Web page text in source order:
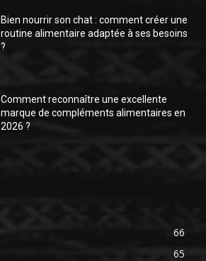
Bien nourrir son chat : comment créer une
routine alimentaire adaptée à ses besoins
?
Comment reconnaître une excellente
marque de compléments alimentaires en
2026 ?
66
65